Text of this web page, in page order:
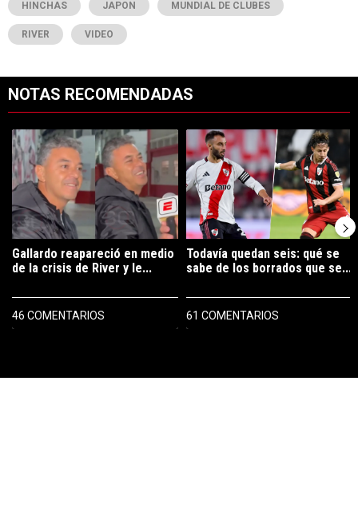
HINCHAS JAPON MUNDIAL DE CLUBES
RIVER VIDEO
NOTAS RECOMENDADAS
Un artículo de tendencia con el título "Gallardo reapareció en medio
Gallardo reapareció en medio
de la crisis de River y le...
46 COMENTARIOS
Un artículo de tendencia con el
Todavía quedan seis: qué se
sabe de los borrados que se...
61 COMENTARIOS